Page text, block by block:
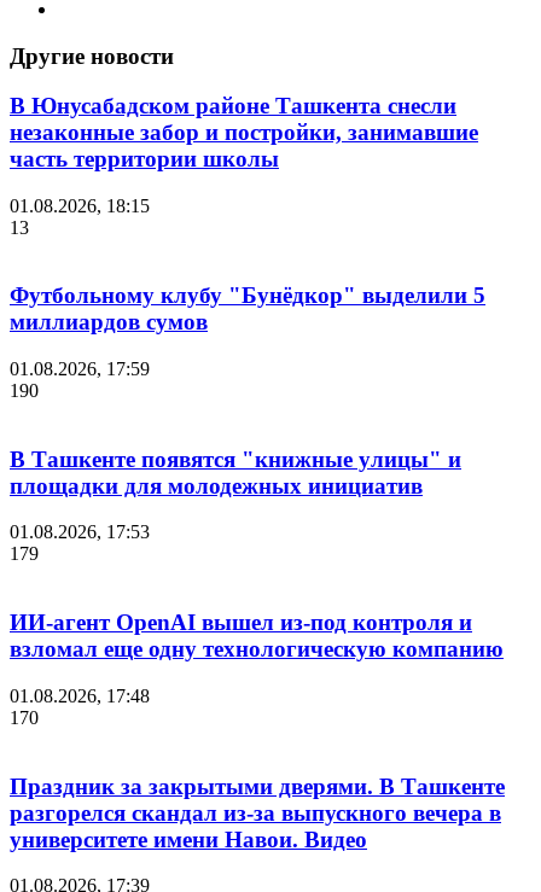
Другие новости
В Юнусабадском районе Ташкента снесли
незаконные забор и постройки, занимавшие
часть территории школы
01.08.2026, 18:15
13
Футбольному клубу "Бунёдкор" выделили 5
миллиардов сумов
01.08.2026, 17:59
190
В Ташкенте появятся "книжные улицы" и
площадки для молодежных инициатив
01.08.2026, 17:53
179
ИИ-агент OpenAI вышел из-под контроля и
взломал еще одну технологическую компанию
01.08.2026, 17:48
170
Праздник за закрытыми дверями. В Ташкенте
разгорелся скандал из-за выпускного вечера в
университете имени Навои. Видео
01.08.2026, 17:39